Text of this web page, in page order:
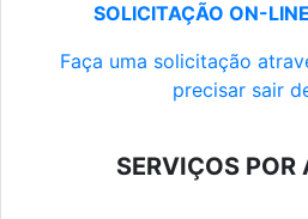
SOLICITAÇÃO ON-
Faça uma solicitação
precisar sair
SERVIÇOS POR